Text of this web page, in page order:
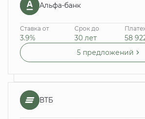
Альфа-банк
Ставка от
3.9%
Срок до
30 лет 58
5 предложений
ВТБ